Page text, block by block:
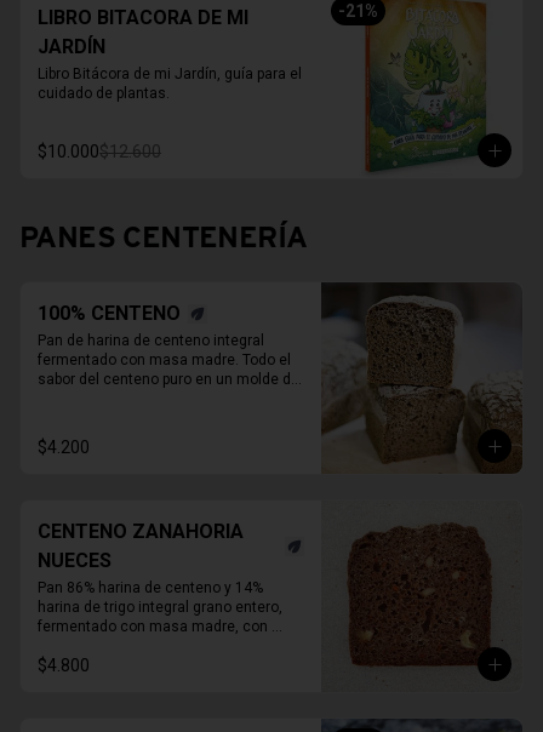
-21 %
LIBRO BITACORA DE MI
JARDÍN
Libro Bitácora de mi Jardín, guía para el
cuidado de plantas.
$10.000$12.600
PANES CENTENERÍA
100% CENTENO
Pan de harina de centeno integral
fermentado con masa madre. Todo el
sabor del centeno puro en un molde de
En primavera verano REFRIGERAR
INMEDIATAMENTE.
$4.200
CENTENO ZANAHORIA
NUECES
Pan 86% harina de centeno y 14%
harina de trigo integral grano entero,
fermentado con masa madre, con
un toque de melaza.
$4.800